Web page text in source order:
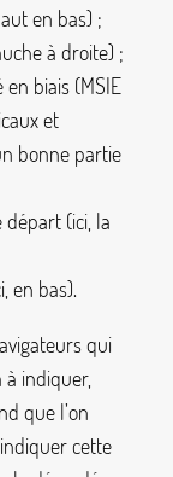
en bas) ;
à droite) ;
biais (MSIE
et
bonne partie
(ici, la
en bas).
qui
indiquer,
que l’on
cette